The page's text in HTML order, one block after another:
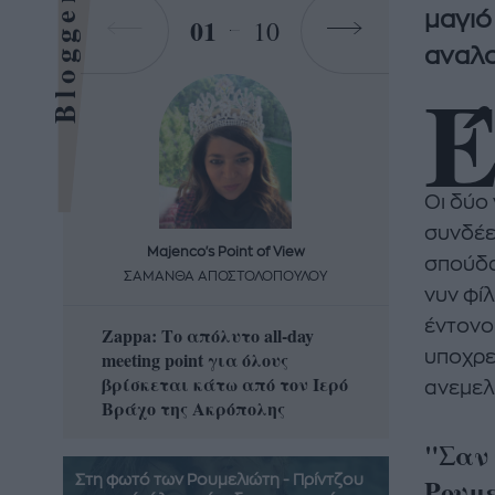
Οι δύο
νυν
"Σαν
Bloggers 01 10
Majenco's Point of View
ΣΑΜΑΝΘΑ ΑΠΟΣΤΟΛΟΠΟΥΛΟΥ
Zappa: Το απόλυτο all-day
meeting point για όλους
βρίσκεται κάτω από τον Ιερό
Βράχο της Ακρόπολης
Η
Στη φωτό των Ρουμελιώτη - Πρίντζου